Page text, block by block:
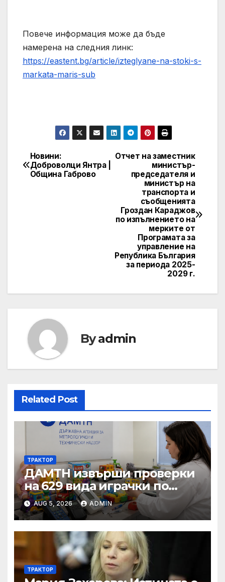
Повече информация може да бъде
намерена на следния линк:
https://eastent.bg/article/izteglyane-na-stoki-s-
markata-maris-sub
Post
navigation
Отчет на заместник
министър-
председателя и
министър на
транспорта и
съобщенията
Гроздан Караджов
по изпълнението на
мерките от
Програмата за
управление на
Република България
за периода 2025-
2029 г.
Новини:
Доброволци Янтра |
Община Габрово
Byadmin
Related Post
ТРАКТОР
ДАМТН извърши проверки
на 629 вида играчки по
повод Деня на детето
AUG 5, 2026 ADMIN
ТРАКТОР